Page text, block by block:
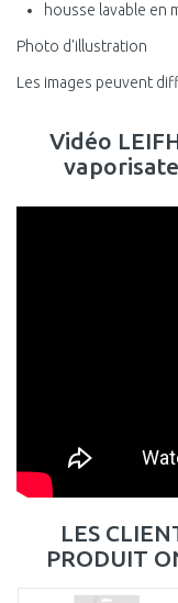
housse lavable en
Photo d'illustration
Les images peuvent
Vidéo
LES
PRODUIT